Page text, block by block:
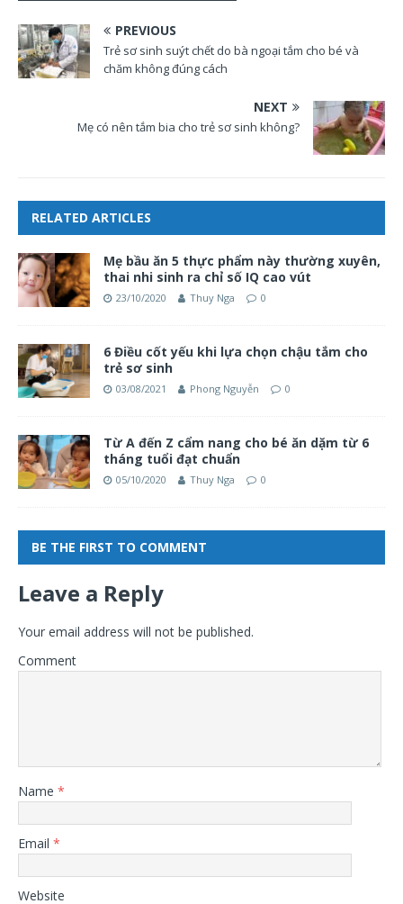
PREVIOUS
Trẻ sơ sinh suýt chết do bà ngoại tắm cho bé và
chăm không đúng cách
NEXT
Mẹ có nên tắm bia cho trẻ sơ sinh không?
RELATED ARTICLES
Mẹ bầu ăn 5 thực phẩm này thường xuyên,
thai nhi sinh ra chỉ số IQ cao vút
23/10/2020 Thuy Nga 0
6 Điều cốt yếu khi lựa chọn chậu tắm cho
trẻ sơ sinh
03/08/2021 Phong Nguyễn 0
Từ A đến Z cẩm nang cho bé ăn dặm từ 6
tháng tuổi đạt chuẩn
05/10/2020 Thuy Nga 0
BE THE FIRST TO COMMENT
Leave a Reply
Your email address will not be published.
Comment
Name *
Email *
Website